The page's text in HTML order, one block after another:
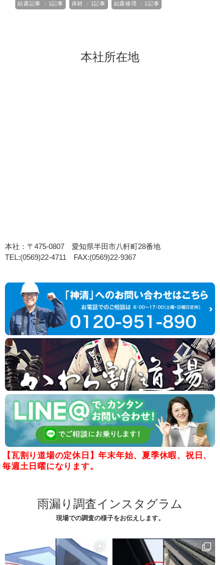
結露記事 ：1記事 床材 ：1記事 結露修理 ：1記事
本社所在地
本社：〒475-0807 愛知県半田市八軒町28番地
TEL:(0569)22-4711 FAX:(0569)22-9367
【瓦割り道場の定休日】年末年始、夏季休暇、祝日、
毎週土日曜になります。
雨漏り調査インスタグラム
現場での調査の様子をお伝えします。